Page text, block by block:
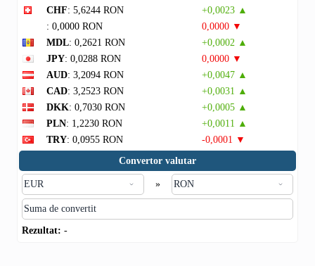
CHF: 5,6244 RON
+0,0023 ▲
: 0,0000 RON
0,0000 ▼
MDL: 0,2621 RON
+0,0002 ▲
JPY: 0,0288 RON
0,0000 ▼
AUD: 3,2094 RON
+0,0047 ▲
CAD: 3,2523 RON
+0,0031 ▲
DKK: 0,7030 RON
+0,0005 ▲
PLN: 1,2230 RON
+0,0011 ▲
TRY: 0,0955 RON
-0,0001 ▼
Convertor valutar
»
Rezultat: -